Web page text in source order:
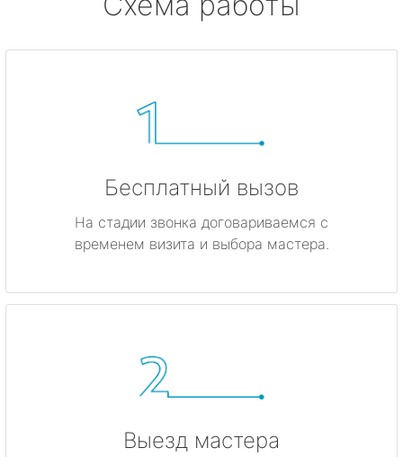
Бесплатный вызов
На стадии звонка договариваемся с
временем визита и выбора мастера.
Выезд мастера